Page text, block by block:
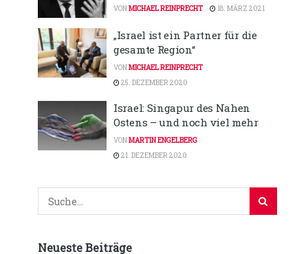
VONMICHAEL REINPRECHT 18. MÄRZ 2021
„Israel ist ein Partner für die
gesamte Region“
VONMICHAEL REINPRECHT
25. DEZEMBER 2020
Israel: Singapur des Nahen
Ostens – und noch viel mehr
VONMARTIN ENGELBERG
21. DEZEMBER 2020
Neueste Beiträge